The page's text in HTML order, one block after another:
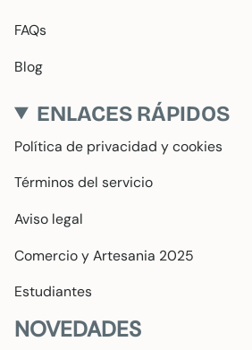
FAQs
Blog
ENLACES RÁPIDOS
Política de privacidad y cookies
Términos del servicio
Aviso legal
Comercio y Artesania 2025
Estudiantes
NOVEDADES